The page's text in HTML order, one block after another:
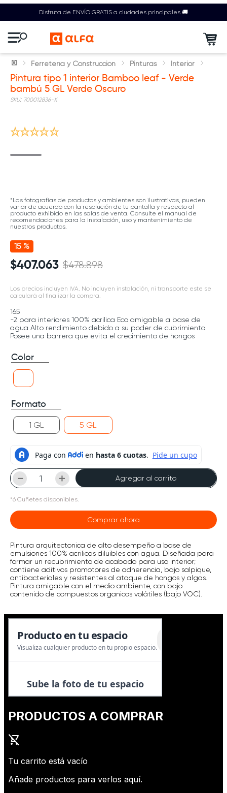
Disfruta de ENVÍO GRATIS a ciudades principales 🚚
Ferretería y Construcción Pinturas Interior
Pintura tipo 1 interior Bamboo leaf - Verde
bambú 5 GL Verde Oscuro
: 700012836-X
*Las fotografías de productos y ambientes son ilustrativas, pueden
variar de acuerdo con la resolución de tu pantalla y respecto al
producto exhibido en las salas de venta. Consulte el manual de
recomendaciones para la instalación, uso y mantenimiento de
nuestros productos.
15 %
$407.063 $478.898
Los precios incluyen IVA. No incluyen instalación, ni transporte este se
calculará al finalizar la compra.
165
-2 para interiores 100% acrilica Eco amigable a base de
agua Alto rendimiento debido a su poder de cubrimiento
Posee una barrera que evita el crecimiento de hongos
Color
Formato
1 GL 5 GL
＋
－ Agregar al carrito
*6 Cuñetes disponibles.
Comprar ahora
Pintura arquitectonica de alto desempeño a base de
emulsiones 100% acrilicas diluibles con agua. Diseñada para
formar un recubrimiento de acabado para uso interior;
contiene aditivos promotores de adherencia, bajo salpique,
antibacteriales y resistentes al ataque de hongos y algas.
Pintura amigable con el medio ambiente, con bajo
contenido de compuestos organicos volátiles (bajo VOC).